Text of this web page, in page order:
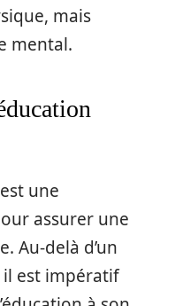
mais
mental.
une
assurer une
Au-delà d’un
il est impératif